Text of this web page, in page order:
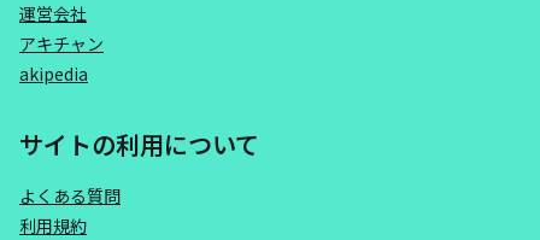
運営会社
アキチャン
akipedia
サイトの利用について
よくある質問
利用規約